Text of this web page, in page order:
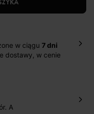
w ciągu 7 dni
dostawy, w cenie
paczkomatu , a
A